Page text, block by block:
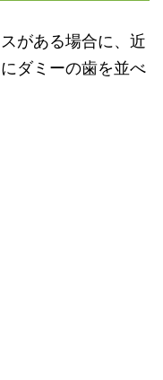
がある場合に、近
ダミーの歯を並べ